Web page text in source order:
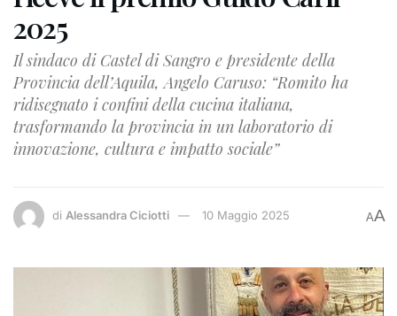
2025
Il sindaco di Castel di Sangro e presidente della
Provincia dell’Aquila, Angelo Caruso: “Romito ha
ridisegnato i confini della cucina italiana,
trasformando la provincia in un laboratorio di
innovazione, cultura e impatto sociale”
di Alessandra Ciciotti 10 Maggio 2025 AA